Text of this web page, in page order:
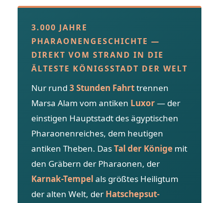
3.000 JAHRE
PHARAONENGESCHICHTE —
DIREKT VOM STRAND IN DIE
ÄLTESTE KÖNIGSSTADT DER WELT
Nur rund 3 Stunden Fahrttrennen
Marsa Alam vom antiken Luxor— der
einstigen Hauptstadt des ägyptischen
Pharaonenreiches, dem heutigen
antiken Theben. DasTal der Könige mit
den Gräbern der Pharaonen, der
Karnak-Tempel als größtes Heiligtum
der alten Welt, der Hatschepsut-